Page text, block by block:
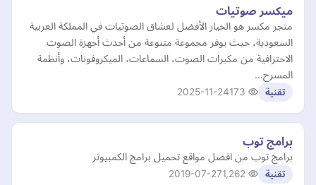
ميكسر صوتيات
متجر مكسر هو الخيار الأفضل لعشاق الصوتيات في المملكة العربية
السعودية، حيث يوفر مجموعة متنوعة من أحدث أجهزة الصوت
الاحترافية من مكبرات الصوت، السماعات، الميكروفونات، وأنظمة
المسرح…
تقنية 2025-11-24
برامج توب
برامج توب من افضل مواقع تحميل برامج الكمبيوتر
تقنية 2019-07-27